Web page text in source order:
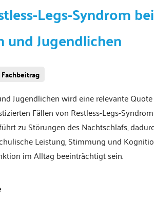
Legs-Syndrom bei
und Jugendlichen
Fachbeitrag
Jugendlichen wird eine relevante
Fällen von Restless-Legs-Syndrom
zu Störungen des Nachtschlafs,
Leistung, Stimmung und
im Alltag beeinträchtigt sein.